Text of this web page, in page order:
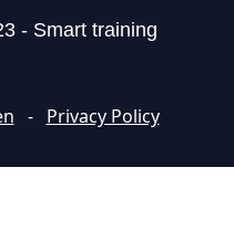
- Smart training
- Privacy Policy